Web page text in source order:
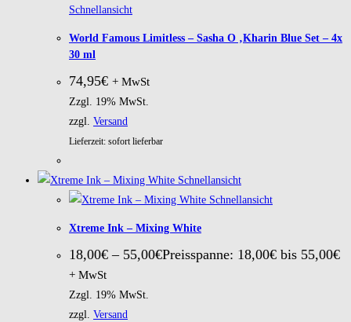
Schnellansicht
World Famous Limitless – Sasha O ‚Kharin Blue Set – 4x
30 ml
74,95€ + MwSt
Zzgl. 19% MwSt.
zzgl. Versand
Lieferzeit: sofort lieferbar
Schnellansicht
Schnellansicht
Xtreme Ink – Mixing White
18,00€ – 55,00€Preisspanne: 18,00€ bis 55,00€
+ MwSt
Zzgl. 19% MwSt.
zzgl. Versand